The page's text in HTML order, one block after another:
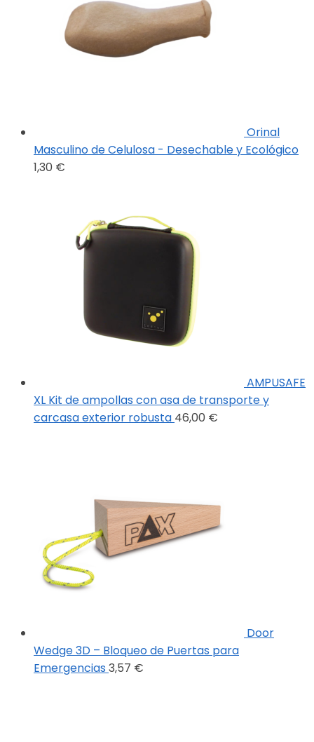
Orinal
Masculino de Celulosa - Desechable y Ecológico
1,30 €
AMPUSAFE
XL Kit de ampollas con asa de transporte y
carcasa exterior robusta 46,00 €
Door
Wedge 3D – Bloqueo de Puertas para
Emergencias 3,57 €